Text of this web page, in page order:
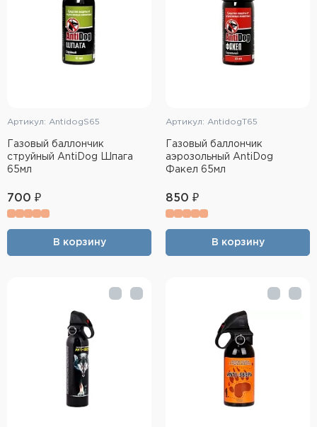
Артикул: AntidogS65
Газовый баллончик
струйный AntiDog Шпага
65мл
700 ₽
В корзину
Артикул: AntidogT65
Газовый баллончик
аэрозольный AntiDog
Факел 65мл
850 ₽
В корзину